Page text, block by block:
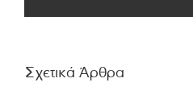
Σχετικά Άρθρα